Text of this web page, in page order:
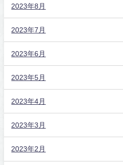
2023年8月
2023年7月
2023年6月
2023年5月
2023年4月
2023年3月
2023年2月